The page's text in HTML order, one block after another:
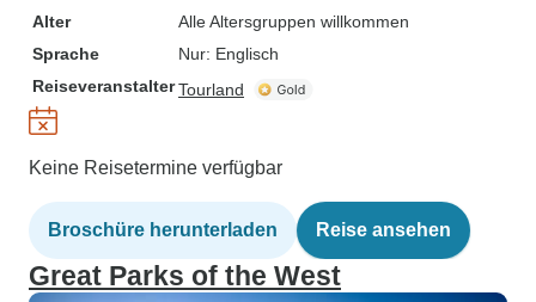
Alter
Alle Altersgruppen willkommen
Sprache
Nur: Englisch
ReiseveranstalterTourland
Keine Reisetermine verfügbar
Broschüre herunterladen Reise ansehen
Great Parks of the West